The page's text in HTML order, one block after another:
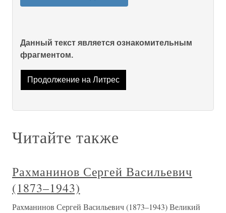
Данный текст является ознакомительным
фрагментом.
Продолжение на Литрес
Читайте также
Рахманинов Сергей Васильевич
(1873–1943)
Рахманинов Сергей Васильевич (1873–1943) Великий